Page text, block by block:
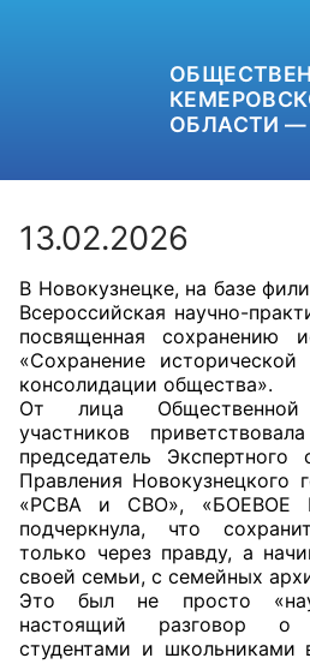
ОБЛАСТИ —
+7 (3842) 58-
ОБРАТНАЯ
Главная
Общественные советы
13.02.2026
В Новокузнецке, на базе
Всероссийская научно-
посвященная сохранению
«Сохранение
консолидации общества».
От лица Общественной
участников
председатель
Правления Новокузнецкого
«РСВА и СВО», «БОЕВОЕ
подчеркнула, что
только через правду, а
своей семьи, с семейных
Это был не просто
настоящий разговор о
студентами и школьниками